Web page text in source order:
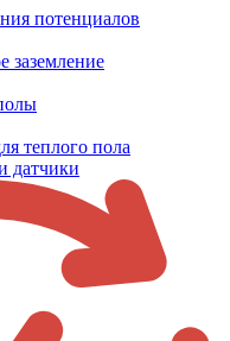
потенциалов
заземление
теплого пола
датчики